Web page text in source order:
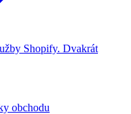
Shopify. Dvakrát
obchodu